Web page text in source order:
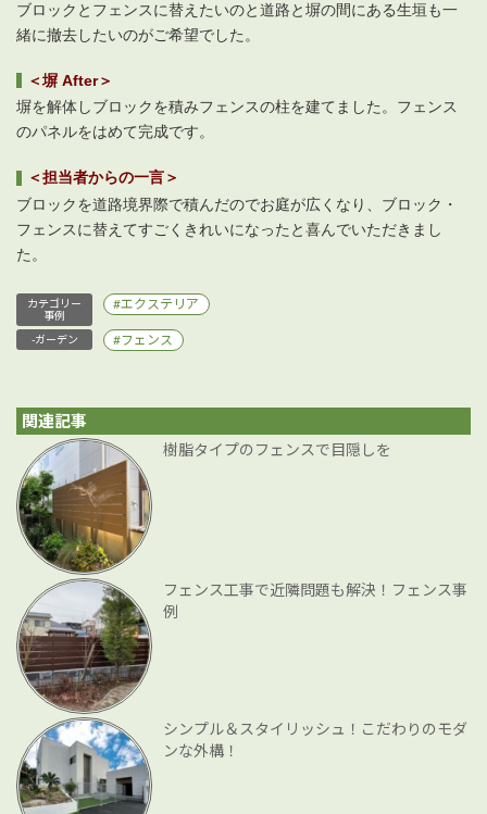
ブロックとフェンスに替えたいのと道路と塀の間にある生垣も一
緒に撤去したいのがご希望でした。
＜塀 After＞
塀を解体しブロックを積みフェンスの柱を建てました。フェンス
のパネルをはめて完成です。
＜担当者からの一言＞
ブロックを道路境界際で積んだのでお庭が広くなり、ブロック・
フェンスに替えてすごくきれいになったと喜んでいただきまし
た。
カテゴリー
事例
エクステリア
-ガーデン フェンス
関連記事
樹脂タイプのフェンスで目隠しを
フェンス工事で近隣問題も解決！フェンス事
例
シンプル＆スタイリッシュ！こだわりのモダ
ンな外構！